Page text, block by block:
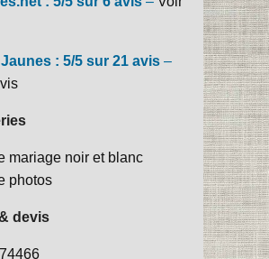
: 5/5 sur 21 avis –
mariage noir et blanc
photos
devis